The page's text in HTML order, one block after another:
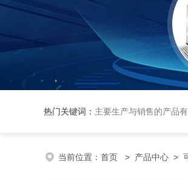
热门关键词： 主要生产与销售的产品有:恒温恒湿试验箱、交变湿热试验箱、高低温
当前位置： 首页 > 产品中心 >